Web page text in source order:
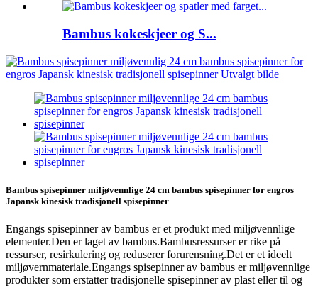
Bambus kokeskjeer og S...
Bambus spisepinner miljøvennlige 24 cm bambus spisepinner for engros
Japansk kinesisk tradisjonell spisepinner
Engangs spisepinner av bambus er et produkt med miljøvennlige
elementer.Den er laget av bambus.Bambusressurser er rike på
ressurser, resirkulering og reduserer forurensning.Det er et ideelt
miljøvernmateriale.Engangs spisepinner av bambus er miljøvennlige
produkter som erstatter tradisjonelle spisepinner av plast eller til og